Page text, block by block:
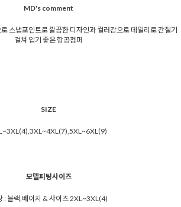
MD's comment
스냅포인트로 깔끔한 디자인과 컬러감으로 데일리로 간절기
걸쳐 입기 좋은 항공점퍼
SIZE
모델피팅사이즈
: 블랙,베이지 & 사이즈 2XL~3XL(4)